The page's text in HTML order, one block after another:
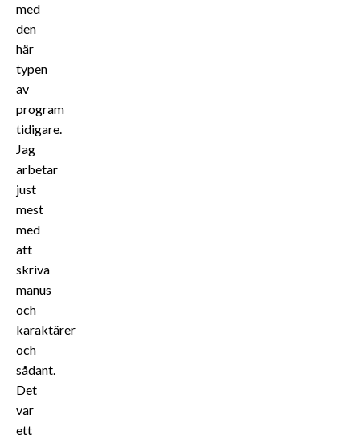
med
den
här
typen
av
program
tidigare.
Jag
arbetar
just
mest
med
att
skriva
manus
och
karaktärer
och
sådant.
Det
var
ett